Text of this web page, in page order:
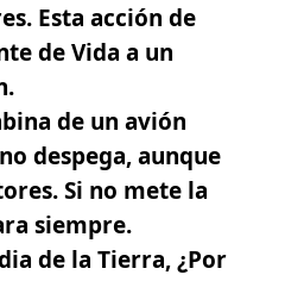
Esta acción de
de Vida a un
de un avión
despega, aunque
Si no mete la
siempre.
de la Tierra, ¿Por